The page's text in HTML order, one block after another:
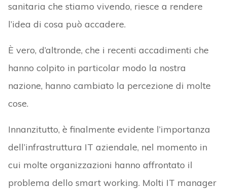
sanitaria che stiamo vivendo, riesce a rendere
l’idea di cosa può accadere.
È vero, d’altronde, che i recenti accadimenti che
hanno colpito in particolar modo la nostra
nazione, hanno cambiato la percezione di molte
cose.
Innanzitutto, è finalmente evidente l’importanza
dell’infrastruttura IT aziendale, nel momento in
cui molte organizzazioni hanno affrontato il
problema dello smart working. Molti IT manager